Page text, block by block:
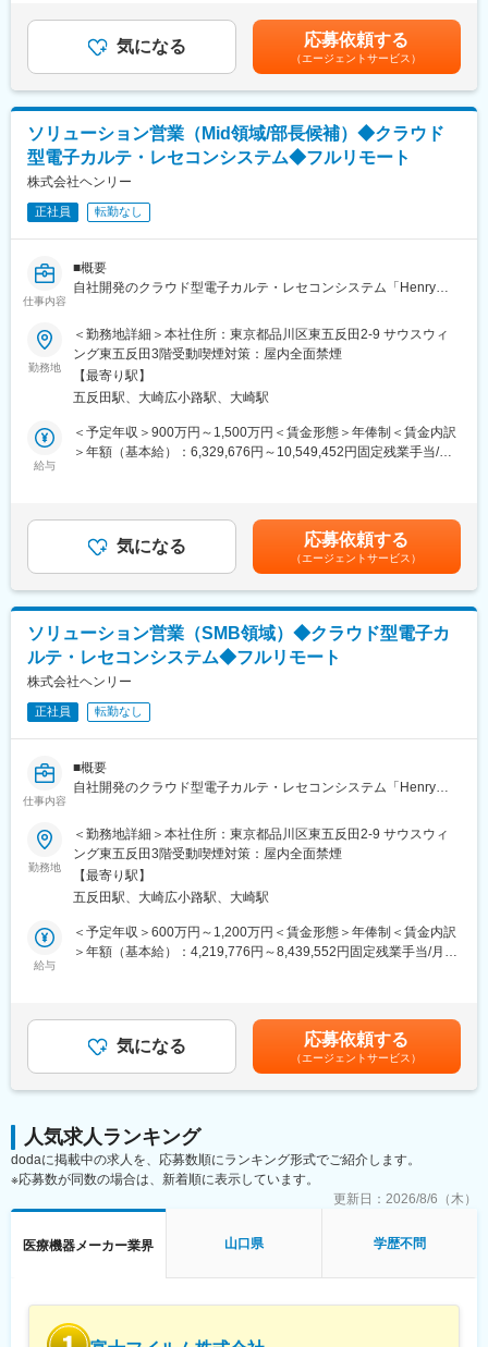
商品単価は80万円程でノルマ（8～9台）を超えてから一台売り上
げる毎に約10%のインセンティブが発生します。
ノルマを引いて20～30台販売すると1クール200～300万円のイン
です！※現在、営業職30名中4名程いらっしゃいます。※会場に足
を運んで頂くお客様の10％の方にご購入頂いております。
■モデル年収：
ノルマは全体の7割の方が達成しており、平均年収は500万円程に
なります。絶対評価で営業成績が反映され、リーダー／主任／課
長とキャリアアップすることができます。課長職になると、役職
手当5万円／月＋インセンが2％アップします。
変更の範囲：会社の定める業務
を行います。
・キャンペーン実施期間中（2～3箇月/1回）は集客を行い、会場
に訪れた方々に、1人20分を目安に当社製品の「メディック」を
※キャンペーン期間中は体験のみです。最後の10日間のみ、ご購
入希望の方にご提案を行うことが出来ます。（押し売り禁止の完
全反響営業）
■扱う製品：
・同社で開発・製造をしている電位治療器「メディック」は、座
布団のような形をした製品で、座りながらにして体内に電圧をか
け、頭痛・肩こり・不眠症・慢性便秘などの身体の悩みを緩和し
■やりがいのあるインセンティブ：
・商品単価は80万円程で、ノルマ（8～9台）を超えてから一台売
り上げる毎に約10%のインセンティブが発生します。
ンセンティブを獲得できます。そちらを3クール続けることで
1000万円を目指すことが可能です！※現在、営業職30名中、3、4
・下記を達成するとインセンティブが数万円～10万円ほど発生し
ます。
◎自己新記録賞（自身の販売台数を超える）
◎チーム賞（チームでノルマを超える）
◎年間の売上トップ3
◎集客数（1日あたり330名）
■モデル年収・キャリアパス：
・絶対評価で営業成績が反映され、リーダー／主任／課長とキャ
変更の範囲：会社の定める業務
有＜残業手当＞有＜給与補足＞※下限は基本給＋残業代の記載です
が、上限はインセンティブ込みでの金額になります。インセンテ
ィブに上限はなく、販売実績×10%が支給されます。(売り上げト
ップ3に入る方は1000万円を稼がれている方もおります。)賃金は
あくまでも目安の金額であり、選考を通じて上下する可能性があ
ります。月給(月額)は固定手当を含めた表記です。
気になる 応募依頼する
（エージェントサービス）
ソリューション営業（Mid領域/部長候補）◆クラウド
型電子カルテ・レセコンシステム◆フルリモート
株式会社ヘンリー
正社員 転勤なし
仕事内容
■概要
自社開発のクラウド型電子カルテ・レセコンシステム「Henry」
戦略の立案～実行までを担っていただきます。
電子カルテは病院業務の基幹システムです。「Herny」を導入す
ることがゴールではなく、「Henry」を活用した病院経営ビジョ
ンを顧客である病院様と共に企画し、販売～導入を通じて、病院
が”一番魅力的な職場になっていくこと”を目指します。
■業務詳細
- 経営層や病院現場との対話を通じた、課題の特定および病院ごと
に適切な解決策の企画・提案
- 導入に向けた病院内の複数部署にまたがる合意形成の推進
- Midエントリーに向けた事業開発
- 中堅規模病院への新規開拓営業
- 製品開発へのフィードバック
└中規模病院で必要な機能についてのフィードバックはまだ不足
しており、Mid向けのプロダクト開発において大きな役割を担いま
す
■魅力
◎業界全体で50兆円・単体で3000億円を超える巨大市場で、医療
DXの「ど真ん中」である電子カルテ・レセコン事業のリードに携
◎「電子カルテの普及率を約100%に」という文言が改正医療法に
記載され、補助金の交付も決定するなど、国家戦略としての病院
DXの推進が加速している市場で、営業としての経験を積むことが
できます。
で集めた顧客の声が、製品にフィードバックされやすい環境があ
ります。
◎手数料型（テイクレート）の事業モデルのため、アップセルあ
りきではなく、顧客である病院の経営改善・業務改善と事業成長
が一致するビジネスモデルのため、長期的な価値提供に集中でき
勤務地
＜勤務地詳細＞本社住所：東京都品川区東五反田2-9 サウスウィ
ング東五反田3階受動喫煙対策：屋内全面禁煙
【最寄り駅】
五反田駅、大崎広小路駅、大崎駅
給与
＜予定年収＞900万円～1,500万円＜賃金形態＞年俸制＜賃金内訳
＞年額（基本給）：6,329,676円～10,549,452円固定残業手当/
業手当＞有＜給与補足＞※面談を通じてスキル等をもとに決定しま
す。賃金はあくまでも目安の金額であり、選考を通じて上下する
可能性があります。月給(月額)は固定手当を含めた表記です。
気になる 応募依頼する
（エージェントサービス）
ソリューション営業（SMB領域）◆クラウド型電子カ
ルテ・レセコンシステム◆フルリモート
株式会社ヘンリー
正社員 転勤なし
仕事内容
■概要
自社開発のクラウド型電子カルテ・レセコンシステム「Henry」
電子カルテは病院業務の基幹システムです。「Herny」を導入す
ることがゴールではなく、「Henry」を活用した病院経営ビジョ
ンを顧客である病院様と共に企画し、販売～導入を通じて、病院
が”一番魅力的な職場になっていくこと”を目指します。
■業務詳細
◇リードや学会やWebサイト、その他のメディアからのお問合せ
◇課題解決型のソリューション提案
- 商談は初回はオンラインがメインで、検討フェーズが進むにつれ
す。
- 契約後は導入コンサルタント・カスタマーサクセスが導入支援か
らアフターフォローまで行うため、営業は商談に注力できる環境
- 顧客の声を開発チームへ還元することで、新機能開発や品質向上
DXの「ど真ん中」である電子カルテ・レセコン事業のリードに携
勤務地
＜勤務地詳細＞本社住所：東京都品川区東五反田2-9 サウスウィ
ング東五反田3階受動喫煙対策：屋内全面禁煙
【最寄り駅】
五反田駅、大崎広小路駅、大崎駅
給与
＜予定年収＞600万円～1,200万円＜賃金形態＞年俸制＜賃金内訳
＞年額（基本給）：4,219,776円～8,439,552円固定残業手当/月：
給与補足＞※面談を通じてスキル等をもとに決定します。賃金はあ
くまでも目安の金額であり、選考を通じて上下する可能性があり
ます。月給(月額)は固定手当を含めた表記です。
気になる 応募依頼する
（エージェントサービス）
人気求人ランキング
dodaに掲載中の求人を、応募数順にランキング形式でご紹介します。
※応募数が同数の場合は、新着順に表示しています。
更新日： 2026/8/6（木）
医療機器メーカー業界 山口県 学歴不問